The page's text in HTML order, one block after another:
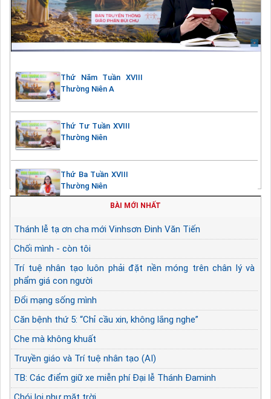
Thứ Năm Tuần XVIII
Thường Niên A
Thứ Tư Tuần XVIII
Thường Niên
Thứ Ba Tuần XVIII
Thường Niên
BÀI MỚI NHẤT
Thánh lễ tạ ơn cha mới Vinhsơn Đinh Văn Tiến
Chối mình - còn tôi
Trí tuệ nhân tạo luôn phải đặt nền móng trên chân lý và
phẩm giá con người
Đổi mạng sống mình
Căn bệnh thứ 5: “Chỉ cầu xin, không lắng nghe”
Che mà không khuất
Truyền giáo và Trí tuệ nhân tạo (AI)
TB: Các điểm giữ xe miễn phí Đại lễ Thánh Đaminh